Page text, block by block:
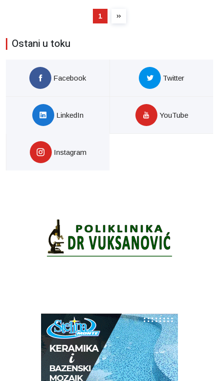
1
Ostani u toku
Facebook Twitter
LinkedIn YouTube
Instagram